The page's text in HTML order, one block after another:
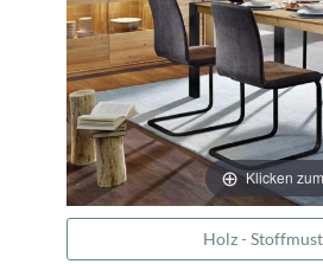
Klicken
Holz -